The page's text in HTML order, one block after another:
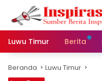
Langsung
konten
Luwu Timur
Berita
Beranda Luwu Timur